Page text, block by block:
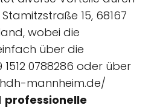
15, 68167
wobei die
über die
0788286 oder über
mannheim.de/
professionelle